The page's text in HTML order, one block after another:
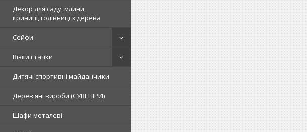
Декор для саду, млини,
криниці, годівниці з дерева
Сейфи
Візки і тачки
Дитячі спортивні майданчики
Дерев'яні вироби (СУВЕНІРИ)
Шафи металеві